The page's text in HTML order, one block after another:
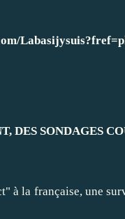
DES SONDAGES
à la française, une